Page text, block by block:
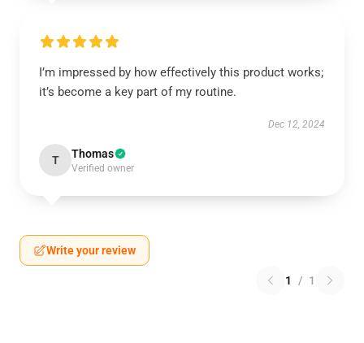
I’m impressed by how effectively this product works;
it’s become a key part of my routine.
Dec 12, 2024
T Thomas
Verified owner
Write your review
1 / 1